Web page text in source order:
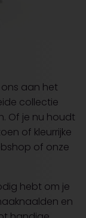
aan het
collectie
Of je nu houdt
of kleurrijke
of onze
hebt om je
en